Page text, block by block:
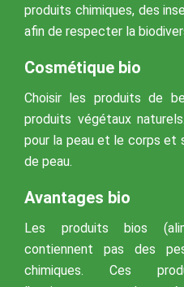
produits chimiques, des
afin de respecter la
Cosmétique bio
Choisir les produits de
produits végétaux
pour la peau et le corps et
de peau.
Avantages bio
Les produits bios
contiennent pas des
chimiques. Ces